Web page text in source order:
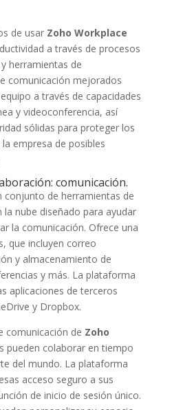
de usar Zoho Workplace
a través de procesos
herramientas de
comunicación mejorados
a través de capacidades
y videoconferencia, así
sólidas para proteger los
empresa de posibles
comunicación.
conjunto de herramientas de
nube diseñado para ayudar
la comunicación. Ofrece una
que incluyen correo
y almacenamiento de
y más. La plataforma
aplicaciones de terceros
y Dropbox.
comunicación de Zoho
pueden colaborar en tiempo
del mundo. La plataforma
acceso seguro a sus
de inicio de sesión único.